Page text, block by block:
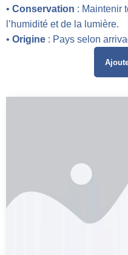
• Conservation : Maintenir
l’humidité et de la lumière.
• Origine : Pays selon